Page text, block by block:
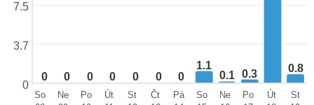
0 0 0 0 0 0 0
1.1
0.1
0.3 0.8
7.5
3.7
0
So
Ne
Po
Út
St
Čt
Pá
So
Ne
Po
Út
St